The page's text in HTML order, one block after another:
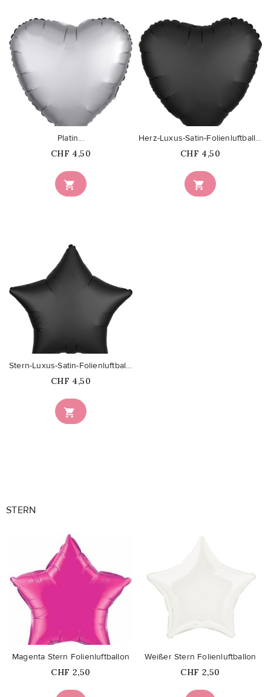
favorite_border

Platin...
Price
CHF 4,50
favorite_border

Herz-Luxus-Satin-Folienluftballo...
Price
CHF 4,50

Stern-Luxus-Satin-Folienluftball...
Price
CHF 4,50
STERN
Magenta Stern Folienluftballon
Price
CHF 2,50
Weißer Stern Folienluftballon
Price
CHF 2,50